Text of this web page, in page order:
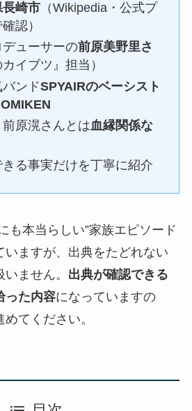
崎市 （Wikipedia・公式プ
認）
ューサーの前原美野里さ
カイブツ』担当）
ンドSPYAIRのベーシスト
前原滉さんとは血縁関係な
る事実だけを丁寧に紹介
も本当らしい”家族エピソード
いますが、出典をたどれない
ません。 出典が確認できる
った内容になっていますの
てください。